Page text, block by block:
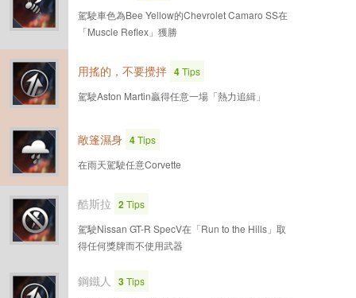
駕駛車色為Bee Yellow的Chevrolet Camaro SS在
「Muscle Reflex」獲勝
用搖的，不要攪拌 4Tips
駕駛Aston Martin贏得任意一場「熱力追緝」
敞篷濕身 4Tips
在雨天駕駛任意Corvette
酷斯拉 2Tips
駕駛Nissan GT-R SpecV在「Run to the Hills」取
得任何獎牌而不使用武器
鋼鐵人 3Tips